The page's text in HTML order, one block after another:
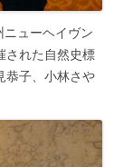
ューヘイヴン
された自然史標
恭子、小林さや